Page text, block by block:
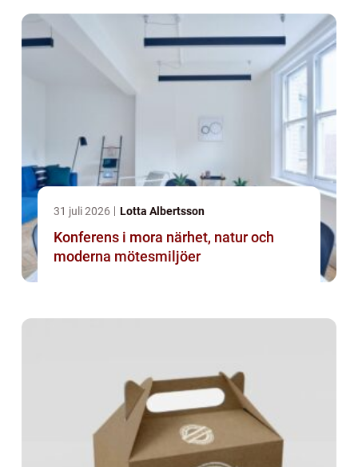
31 juli 2026 Lotta Albertsson
Konferens i mora närhet, natur och
moderna mötesmiljöer